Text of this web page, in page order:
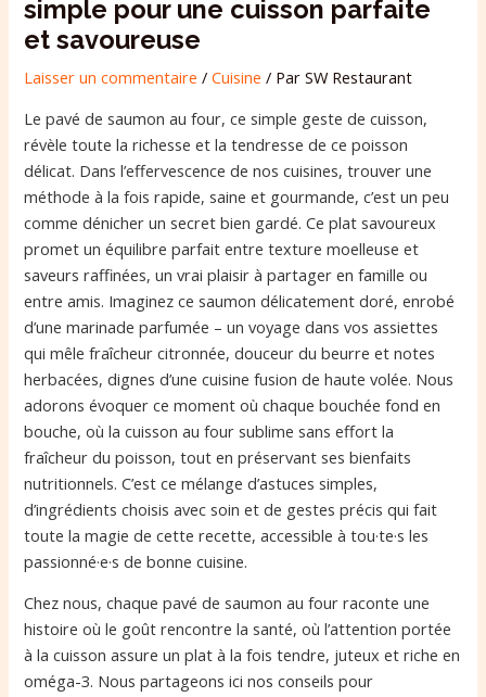
simple pour une cuisson parfaite
et savoureuse
Laisser un commentaire /Cuisine / ParSW Restaurant
Le pavé de saumon au four, ce simple geste de cuisson,
révèle toute la richesse et la tendresse de ce poisson
délicat. Dans l’effervescence de nos cuisines, trouver une
méthode à la fois rapide, saine et gourmande, c’est un peu
comme dénicher un secret bien gardé. Ce plat savoureux
promet un équilibre parfait entre texture moelleuse et
saveurs raffinées, un vrai plaisir à partager en famille ou
entre amis. Imaginez ce saumon délicatement doré, enrobé
d’une marinade parfumée – un voyage dans vos assiettes
qui mêle fraîcheur citronnée, douceur du beurre et notes
herbacées, dignes d’une cuisine fusion de haute volée. Nous
adorons évoquer ce moment où chaque bouchée fond en
bouche, où la cuisson au four sublime sans effort la
fraîcheur du poisson, tout en préservant ses bienfaits
nutritionnels. C’est ce mélange d’astuces simples,
d’ingrédients choisis avec soin et de gestes précis qui fait
toute la magie de cette recette, accessible à tou·te·s les
passionné·e·s de bonne cuisine.
Chez nous, chaque pavé de saumon au four raconte une
histoire où le goût rencontre la santé, où l’attention portée
à la cuisson assure un plat à la fois tendre, juteux et riche en
oméga-3. Nous partageons ici nos conseils pour